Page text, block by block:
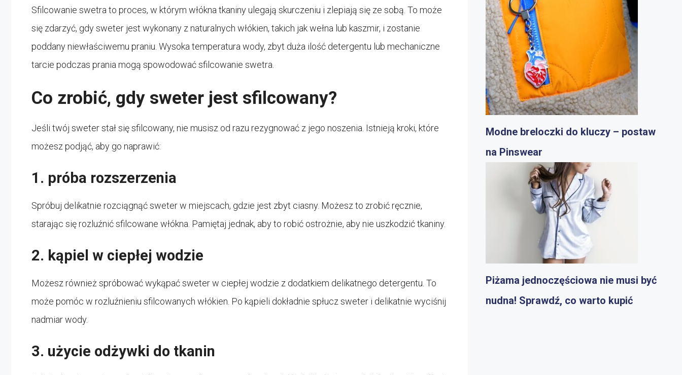
Sfilcowanie swetra to proces, w którym włókna tkaniny ulegają skurczeniu i zlepiają się ze sobą. To może
się zdarzyć, gdy sweter jest wykonany z naturalnych włókien, takich jak wełna lub kaszmir, i zostanie
poddany niewłaściwemu praniu. Wysoka temperatura wody, zbyt duża ilość detergentu lub mechaniczne
tarcie podczas prania mogą spowodować sfilcowanie swetra.
Co zrobić, gdy sweter jest sfilcowany?
Jeśli twój sweter stał się sfilcowany, nie musisz od razu rezygnować z jego noszenia. Istnieją kroki, które
możesz podjąć, aby go naprawić:
1. próba rozszerzenia
Spróbuj delikatnie rozciągnąć sweter w miejscach, gdzie jest zbyt ciasny. Możesz to zrobić ręcznie,
starając się rozluźnić sfilcowane włókna. Pamiętaj jednak, aby to robić ostrożnie, aby nie uszkodzić tkaniny.
2. kąpiel w ciepłej wodzie
Możesz również spróbować wykąpać sweter w ciepłej wodzie z dodatkiem delikatnego detergentu. To
może pomóc w rozluźnieniu sfilcowanych włókien. Po kąpieli dokładnie spłucz sweter i delikatnie wyciśnij
nadmiar wody.
3. użycie odżywki do tkanin
Modne breloczki do kluczy – postaw
na Pinswear
Piżama jednoczęściowa nie musi być
nudna! Sprawdź, co warto kupić